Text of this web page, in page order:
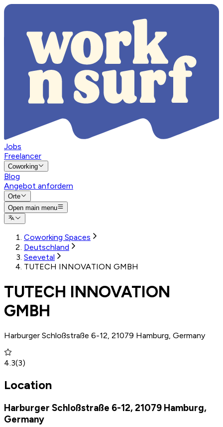
Jobs
Freelancer
Coworking
Blog
Angebot anfordern
Orte
Open main menu
Coworking Spaces
Deutschland
Seevetal
TUTECH INNOVATION GMBH
TUTECH INNOVATION
GMBH
Harburger Schloßstraße 6-12, 21079 Hamburg, Germany
4.3(3)
Location
Harburger Schloßstraße 6-12, 21079 Hamburg,
Germany